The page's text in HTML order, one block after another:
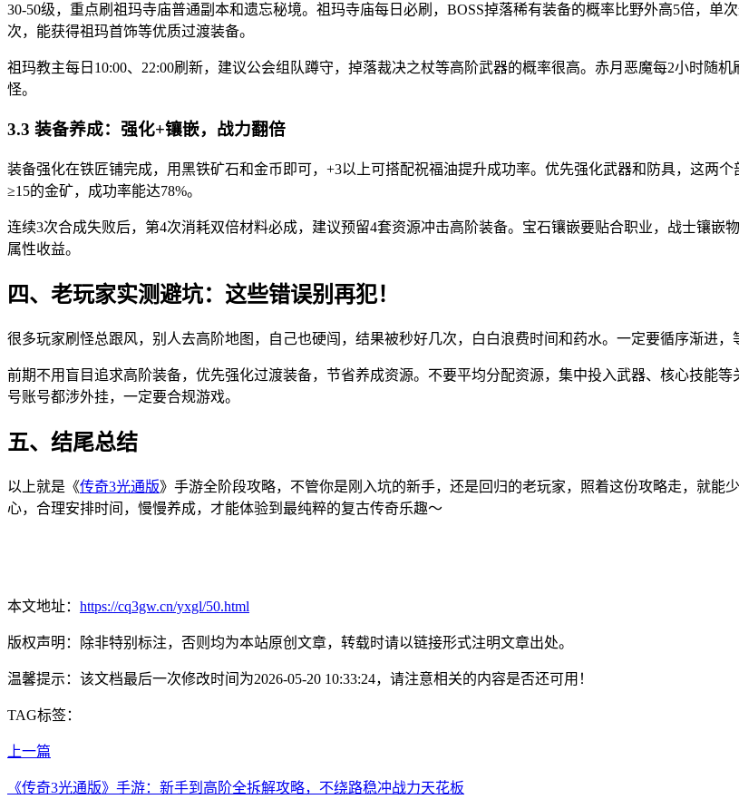
30-50级，重点刷祖玛寺庙普通副本和遗忘秘境。祖玛寺庙每日必刷，BOSS掉落稀有装备的概率比野外高5倍，单
次，能获得祖玛首饰等优质过渡装备。
祖玛教主每日10:00、22:00刷新，建议公会组队蹲守，掉落裁决之杖等高阶武器的概率很高。赤月恶魔每2小时随
怪。
3.3 装备养成：强化+镶嵌，战力翻倍
装备强化在铁匠铺完成，用黑铁矿石和金币即可，+3以上可搭配祝福油提升成功率。优先强化武器和防具，这两
≥15的金矿，成功率能达78%。
连续3次合成失败后，第4次消耗双倍材料必成，建议预留4套资源冲击高阶装备。宝石镶嵌要贴合职业，战士镶
属性收益。
四、老玩家实测避坑：这些错误别再犯！
很多玩家刷怪总跟风，别人去高阶地图，自己也硬闯，结果被秒好几次，白白浪费时间和药水。一定要循序渐进
前期不用盲目追求高阶装备，优先强化过渡装备，节省养成资源。不要平均分配资源，集中投入武器、核心技能
号账号都涉外挂，一定要合规游戏。
五、结尾总结
以上就是《传奇3光通版》手游全阶段攻略，不管你是刚入坑的新手，还是回归的老玩家，照着这份攻略走，就
心，合理安排时间，慢慢养成，才能体验到最纯粹的复古传奇乐趣～
本文地址： https://cq3gw.cn/yxgl/50.html
版权声明：除非特别标注，否则均为本站原创文章，转载时请以链接形式注明文章出处。
温馨提示：该文档最后一次修改时间为2026-05-20 10:33:24，请注意相关的内容是否还可用！
TAG标签：
上一篇
《传奇3光通版》手游：新手到高阶全拆解攻略，不绕路稳冲战力天花板